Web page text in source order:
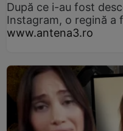
După ce i-au fost
Instagram, o regină a
www.antena3.ro